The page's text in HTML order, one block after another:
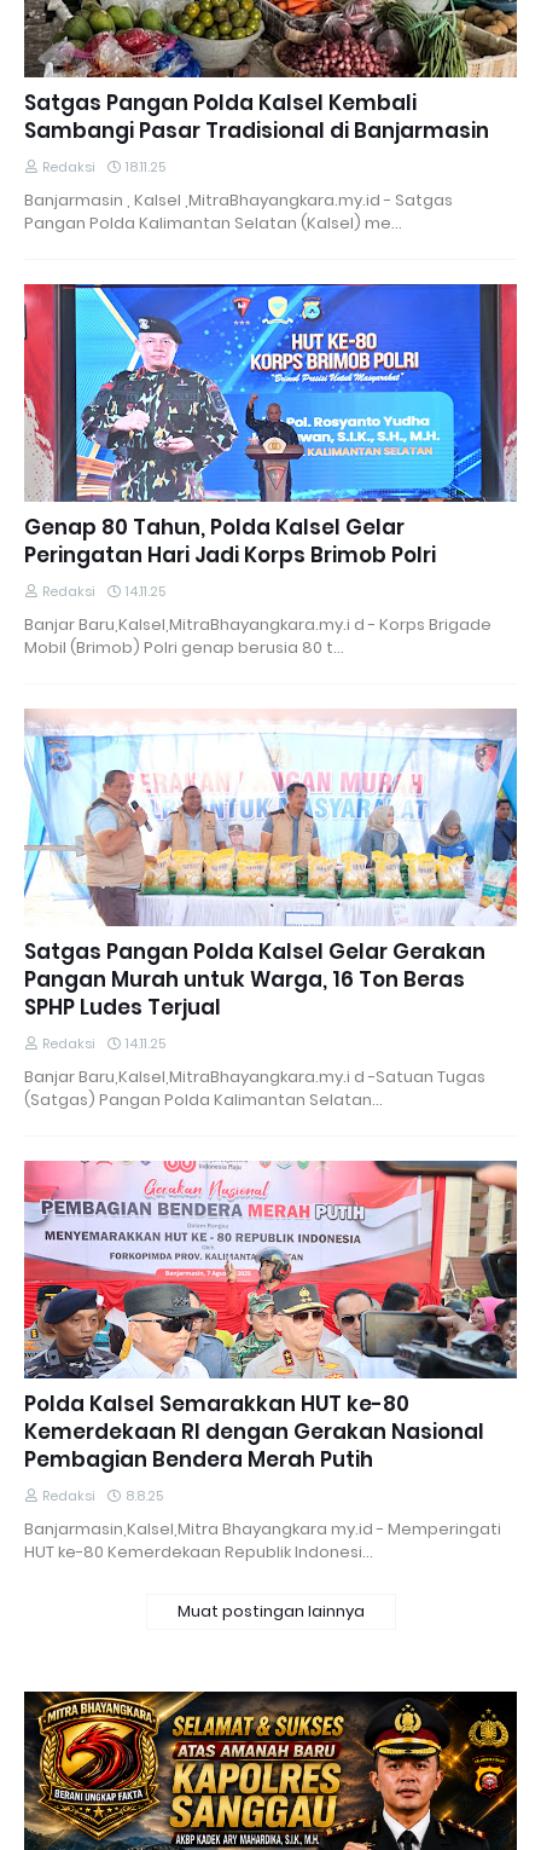
Satgas Pangan Polda Kalsel Kembali
Sambangi Pasar Tradisional di Banjarmasin
Redaksi 18.11.25
Banjarmasin , Kalsel ,MitraBhayangkara.my.id - Satgas
Pangan Polda Kalimantan Selatan (Kalsel) me…
Genap 80 Tahun, Polda Kalsel Gelar
Peringatan Hari Jadi Korps Brimob Polri
Redaksi 14.11.25
Banjar Baru,Kalsel,MitraBhayangkara.my.i d - Korps Brigade
Mobil (Brimob) Polri genap berusia 80 t…
Satgas Pangan Polda Kalsel Gelar Gerakan
Pangan Murah untuk Warga, 16 Ton Beras
SPHP Ludes Terjual
Redaksi 14.11.25
Banjar Baru,Kalsel,MitraBhayangkara.my.i d -Satuan Tugas
(Satgas) Pangan Polda Kalimantan Selatan…
Polda Kalsel Semarakkan HUT ke-80
Kemerdekaan RI dengan Gerakan Nasional
Pembagian Bendera Merah Putih
Redaksi 8.8.25
Banjarmasin,Kalsel,Mitra Bhayangkara my.id - Memperingati
HUT ke-80 Kemerdekaan Republik Indonesi…
Muat postingan lainnya